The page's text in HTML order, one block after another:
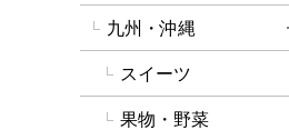
九州・沖縄
スイーツ
果物・野菜